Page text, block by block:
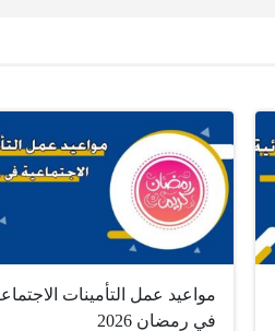
مواعيد عمل التأمينات
في رمضان 2026